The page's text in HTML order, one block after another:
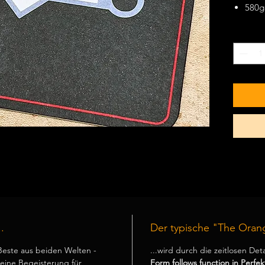
aus beiden Welten -
Begeisterung für
Der typische "The
...wird durch die zeitlosen
Form follows function in